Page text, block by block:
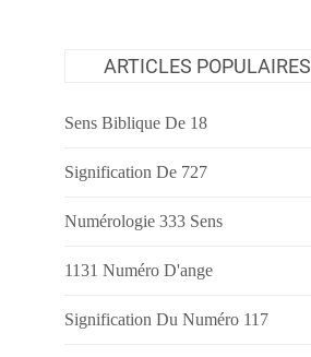
ARTICLES POPULAIRES
Sens Biblique De 18
Signification De 727
Numérologie 333 Sens
1131 Numéro D'ange
Signification Du Numéro 117